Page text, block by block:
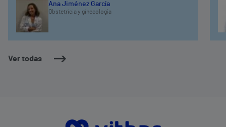
Ver todas
Ana Jiménez García
Obstetricia y ginecología